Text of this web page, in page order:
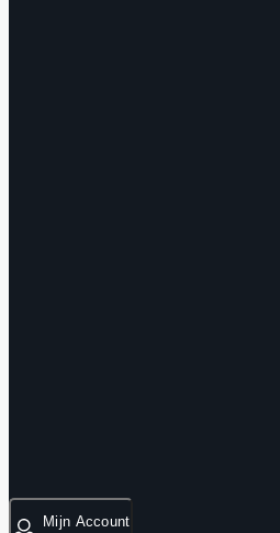
Mijn Account